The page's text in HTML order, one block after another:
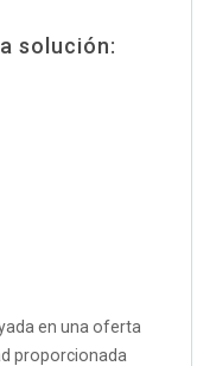
solución:
en una oferta
proporcionada